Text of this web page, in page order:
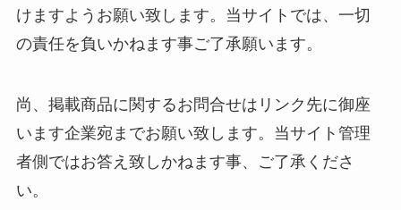
けますようお願い致します。当サイトでは、一切
の責任を負いかねます事ご了承願います。
尚、掲載商品に関するお問合せはリンク先に御座
います企業宛までお願い致します。当サイト管理
者側ではお答え致しかねます事、ご了承くださ
い。